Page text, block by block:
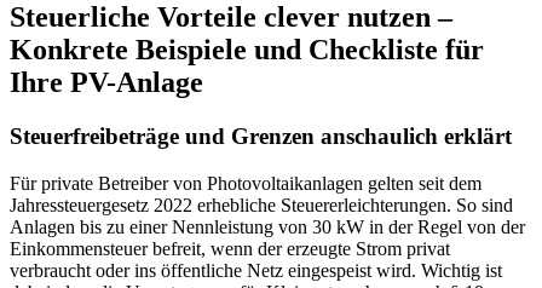
Steuerliche Vorteile clever nutzen –
Konkrete Beispiele und Checkliste für
Ihre PV-Anlage
Steuerfreibeträge und Grenzen anschaulich erklärt
Für private Betreiber von Photovoltaikanlagen gelten seit dem
Jahressteuergesetz 2022 erhebliche Steuererleichterungen. So sind
Anlagen bis zu einer Nennleistung von 30 kW in der Regel von der
Einkommensteuer befreit, wenn der erzeugte Strom privat
verbraucht oder ins öffentliche Netz eingespeist wird. Wichtig ist